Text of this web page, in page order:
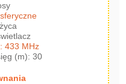
433 MHz
(m): 30